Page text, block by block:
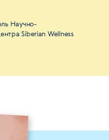
Научно-
Siberian Wellness